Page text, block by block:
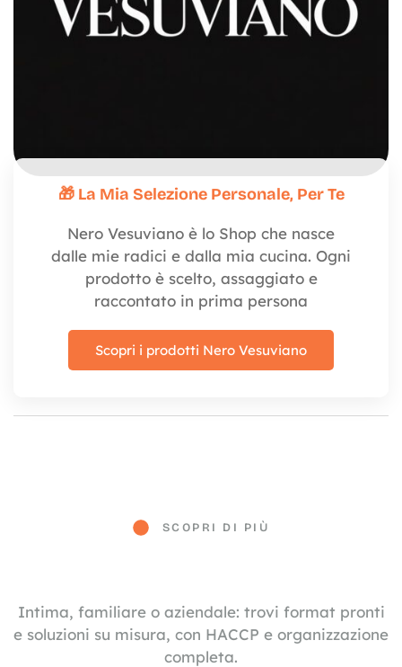
🎁 La Mia Selezione Personale, Per Te
Nero Vesuviano è lo Shop che nasce
dalle mie radici e dalla mia cucina. Ogni
prodotto è scelto, assaggiato e
raccontato in prima persona
Scopri i prodotti Nero Vesuviano
SCOPRI DI PIÙ
Intima, familiare o aziendale: trovi format pronti
e soluzioni su misura, con HACCP e organizzazione
completa.